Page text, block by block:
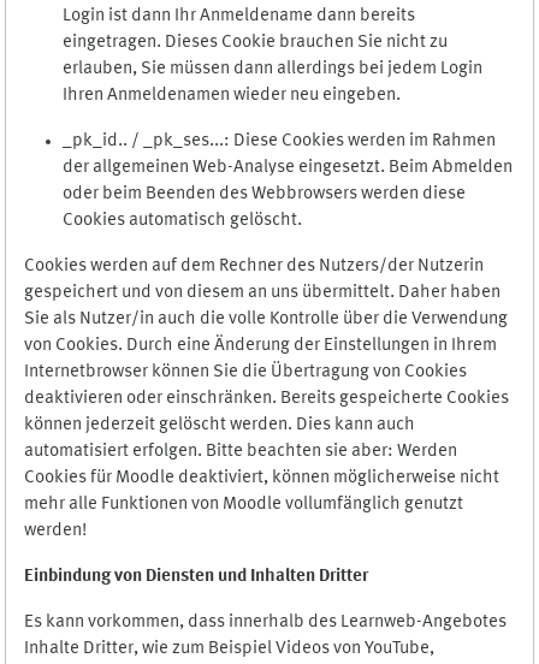
Login ist dann Ihr Anmeldename dann bereits
eingetragen. Dieses Cookie brauchen Sie nicht zu
erlauben, Sie müssen dann allerdings bei jedem Login
Ihren Anmeldenamen wieder neu eingeben.
_pk_id.. / _pk_ses...: Diese Cookies werden im Rahmen
der allgemeinen Web-Analyse eingesetzt. Beim Abmelden
oder beim Beenden des Webbrowsers werden diese
Cookies automatisch gelöscht.
Cookies werden auf dem Rechner des Nutzers/der Nutzerin
gespeichert und von diesem an uns übermittelt. Daher haben
Sie als Nutzer/in auch die volle Kontrolle über die Verwendung
von Cookies. Durch eine Änderung der Einstellungen in Ihrem
Internetbrowser können Sie die Übertragung von Cookies
deaktivieren oder einschränken. Bereits gespeicherte Cookies
können jederzeit gelöscht werden. Dies kann auch
automatisiert erfolgen. Bitte beachten sie aber: Werden
Cookies für Moodle deaktiviert, können möglicherweise nicht
mehr alle Funktionen von Moodle vollumfänglich genutzt
werden!
Einbindung von Diensten und Inhalten Dritter
Es kann vorkommen, dass innerhalb des Learnweb-Angebotes
Inhalte Dritter, wie zum Beispiel Videos von YouTube,